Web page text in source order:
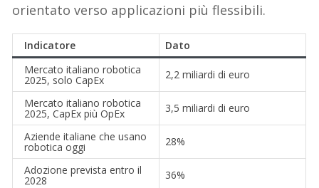
orientato verso applicazioni più flessibili.
Indicatore
Dato
Mercato italiano robotica
2025, solo CapEx 2,2 miliardi di euro
Mercato italiano robotica
2025, CapEx più OpEx 3,5 miliardi di euro
Aziende italiane che usano
robotica oggi 28%
Adozione prevista entro il
2028 36%